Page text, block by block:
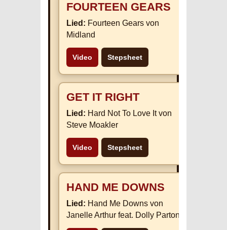
FOURTEEN GEARS
Lied: Fourteen Gears von
Midland
Video Stepsheet
GET IT RIGHT
Lied: Hard Not To Love It von
Steve Moakler
Video Stepsheet
HAND ME DOWNS
Lied: Hand Me Downs von
Janelle Arthur feat. Dolly Parton